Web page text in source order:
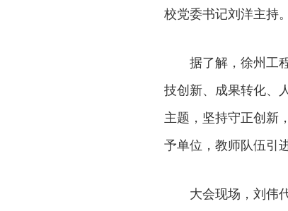
校党委书记刘洋主持
据了解，徐州工
技创新、成果转化、
主题，坚持守正创新
予单位，教师队伍引
大会现场，刘伟